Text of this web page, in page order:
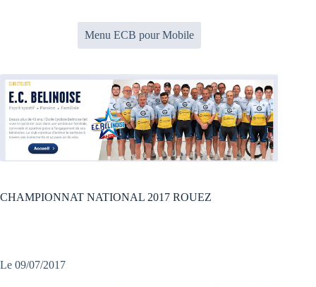
Menu ECB pour Mobile
CHAMPIONNAT NATIONAL 2017 ROUEZ
Le 09/07/2017